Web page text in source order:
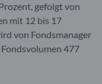
gefolgt von
mit 12 bis 17
von Fondsmanager
477